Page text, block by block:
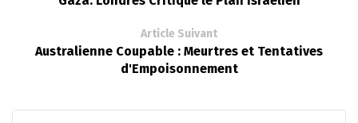
Article Suivant
Australienne Coupable : Meurtres et Tentatives
d'Empoisonnement